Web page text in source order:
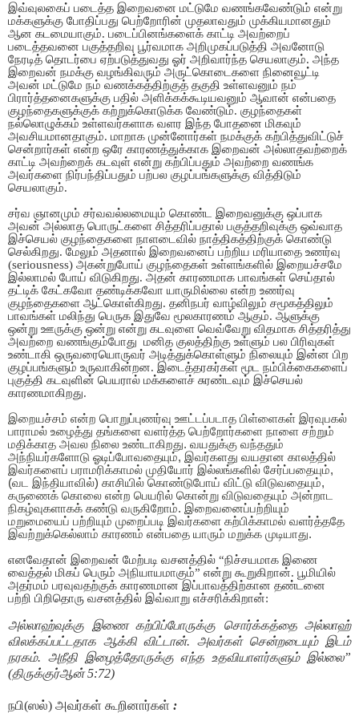
இவ்வுலகைப் படைத்த இறைவனை மட்டுமே வணங்கவேண்டும் என்று
மக்களுக்கு போதிப்பது பெற்றோரின் முதலாவதும் முக்கியமானதும்
ஆன கடமையாகும். படைப்பினங்களைக் காட்டி அவற்றைப்
படைத்தவனை பகுத்தறிவு பூர்வமாக அறிமுகப்படுத்தி அவனோடு
நேரடித் தொடர்பை ஏற்படுத்துவது ஓர் அறிவார்ந்த செயலாகும். அந்த
இறைவன் நமக்கு வழங்கிவரும் அருட்கொடைகளை நினைவூட்டி
அவன் மட்டுமே நம் வணக்கத்திற்குத் தகுதி உள்ளவனும் நம்
பிரார்த்தனைகளுக்கு பதில் அளிக்கக்கூடியவனும் ஆவான் என்பதை
குழந்தைகளுக்குக் கற்றுக்கொடுக்க வேண்டும். குழந்தைகள்
நல்லொழுக்கம் உள்ளவர்களாக வளர இந்த போதனை மிகவும்
அவசியமானதாகும். மாறாக முன்னோர்கள் நமக்குக் கற்பித்துவிட்டுச்
சென்றார்கள் என்ற ஒரே காரணத்துக்காக இறைவன் அல்லாதவற்றைக்
காட்டி அவற்றைக் கடவுள் என்று கற்பிப்பதும் அவற்றை வணங்க
அவர்களை நிர்பந்திப்பதும் பற்பல குழப்பங்களுக்கு வித்திடும்
செயலாகும்.
சர்வ ஞானமும் சர்வவல்லமையும் கொண்ட இறைவனுக்கு ஒப்பாக
அவன் அல்லாத பொருட்களை சித்தரிப்பதால் பகுத்தறிவுக்கு ஒவ்வாத
இச்செயல் குழந்தைகளை நாளடைவில் நாத்திகத்திற்குக் கொண்டு
செல்கிறது. மேலும் அதனால் இறைவனைப் பற்றிய மரியாதை உணர்வு
(seriousness) அகன்றுபோய் குழந்தைகள் உள்ளங்களில் இறையச்சமே
இல்லாமல் போய் விடுகிறது. அதன் காரணமாக பாவங்கள் செய்தால்
தட்டிக் கேட்கவோ தண்டிக்கவோ யாருமில்லை என்ற உணர்வு
குழந்தைகளை ஆட்கொள்கிறது. தனிநபர் வாழ்விலும் சமூகத்திலும்
பாவங்கள் மலிந்து பெருக இதுவே மூலகாரணம் ஆகும். ஆளுக்கு
ஒன்று ஊருக்கு ஒன்று என்று கடவுளை வெவ்வேறு விதமாக சித்தரித்து
அவற்றை வணங்கும்போது மனித குலத்திற்கு உள்ளும் பல பிரிவுகள்
உண்டாகி ஒருவரையொருவர் அடித்துக்கொள்ளும் நிலையும் இன்ன பிற
குழப்பங்களும் உருவாகின்றன. இடைத்தரகர்கள் மூட நம்பிக்கைகளைப்
புகுத்தி கடவுளின் பெயரால் மக்களைச் சுரண்டவும் இச்செயல்
காரணமாகிறது.
இறையச்சம் என்ற பொறுப்புணர்வு ஊட்டப்படாத பிள்ளைகள் இரவுபகல்
பாராமல் உழைத்து தங்களை வளர்த்த பெற்றோர்களை நாளை சற்றும்
மதிக்காத அவல நிலை உண்டாகிறது. வயதுக்கு வந்ததும்
அந்நியர்களோடு ஓடிப்போவதையும், இவர்களது வயதான காலத்தில்
இவர்களைப் பராமரிக்காமல் முதியோர் இல்லங்களில் சேர்ப்பதையும்,
(வட இந்தியாவில்) காசியில் கொண்டுபோய் விட்டு விடுவதையும்,
கருணைக் கொலை என்ற பெயரில் கொன்று விடுவதையும் அன்றாட
நிகழ்வுகளாகக் கண்டு வருகிறோம். இறைவனைப்பற்றியும்
மறுமையைப் பற்றியும் முறைப்படி இவர்களை கற்பிக்காமல் வளர்த்ததே
இவற்றுக்கெல்லாம் காரணம் என்பதை யாரும் மறுக்க முடியாது.
எனவேதான் இறைவன் மேற்படி வசனத்தில் “நிச்சயமாக இணை
வைத்தல் மிகப் பெரும் அநியாயமாகும்” என்று கூறுகிறான். பூமியில்
அதர்மம் பரவுவதற்குக் காரணமான இப்பாவத்திற்கான தண்டனை
பற்றி பிறிதொரு வசனத்தில் இவ்வாறு எச்சரிக்கிறான்:
அல்லாஹ்வுக்கு இணை கற்பிப்போருக்கு சொர்க்கத்தை அல்லாஹ்
விலக்கப்பட்டதாக ஆக்கி விட்டான். அவர்கள் சென்றடையும் இடம்
நரகம். அநீதி இழைத்தோருக்கு எந்த உதவியாளர்களும் இல்லை”
(திருக்குர்ஆன் 5:72)
நபி(ஸல்) அவர்கள் கூறினார்கள் :